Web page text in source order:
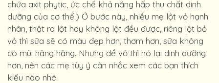
chứa axit phytic, ức chế khả năng hấp thu chất dinh
dưỡng của cơ thể.) Ở bước này, nhiều mẹ lột vỏ hạnh
nhân, thật ra lột hay không lột đều được, riêng lột bỏ
vỏ thì sữa sẽ có màu đẹp hơn, thơm hơn, sữa không
có mùi hăng hăng. Nhưng để vỏ thì nó lại dinh dưỡng
hơn, nên các mẹ tùy ý cân nhắc xem các bạn thích
kiểu nào nhé.